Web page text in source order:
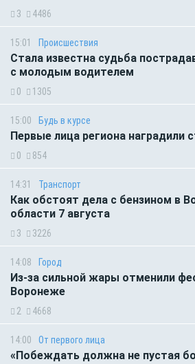
3 4486
15:01 Происшествия
Стала известна судьба
с молодым водителем
0 1305
15:00 Будь в курсе
Первые лица региона наградили
0 854
14:31 Транспорт
Как обстоят дела с бензином в
области 7 августа
3 3226
14:08 Город
Из-за сильной жары отменили
Воронеже
2 4668
14:00 От первого лица
«Побеждать должна не пустая